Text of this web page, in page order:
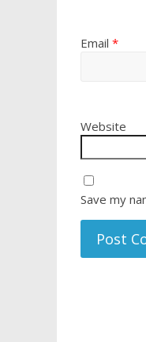
Email *
Website
Save my